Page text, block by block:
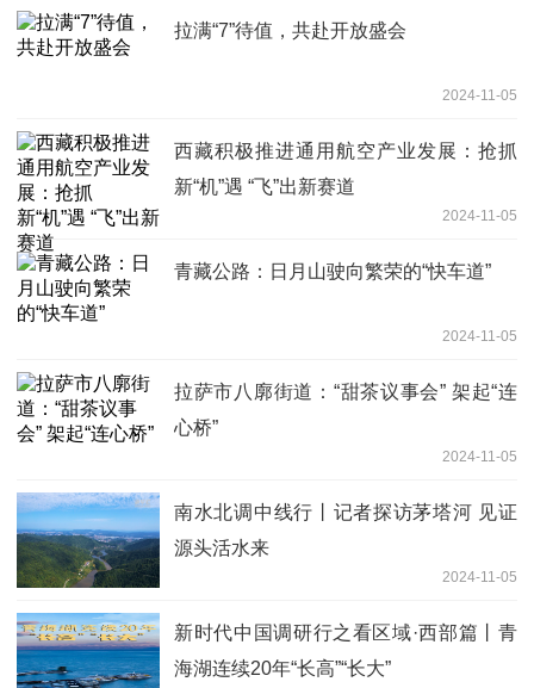
拉满“7”待值，共赴开放盛会
2024-11-05
西藏积极推进通用航空产业发展：抢抓
新“机”遇 “飞”出新赛道
2024-11-05
青藏公路：日月山驶向繁荣的“快车道”
2024-11-05
拉萨市八廓街道：“甜茶议事会” 架起“连
心桥”
2024-11-05
南水北调中线行丨记者探访茅塔河 见证
源头活水来
2024-11-05
新时代中国调研行之看区域·西部篇丨青
海湖连续20年“长高”“长大”